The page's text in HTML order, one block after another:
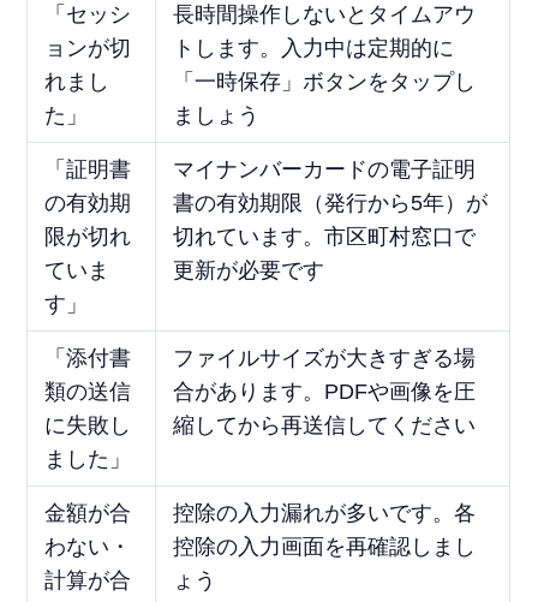
「セッシ
ョンが切
れまし
た」
長時間操作しないとタイムアウ
トします。入力中は定期的に
「一時保存」ボタンをタップし
ましょう
「証明書
の有効期
限が切れ
ていま
す」
マイナンバーカードの電子証明
書の有効期限（発行から5年）が
切れています。市区町村窓口で
更新が必要です
「添付書
類の送信
に失敗し
ました」
ファイルサイズが大きすぎる場
合があります。PDFや画像を圧
縮してから再送信してください
金額が合
わない・
計算が合
控除の入力漏れが多いです。各
控除の入力画面を再確認しまし
ょう